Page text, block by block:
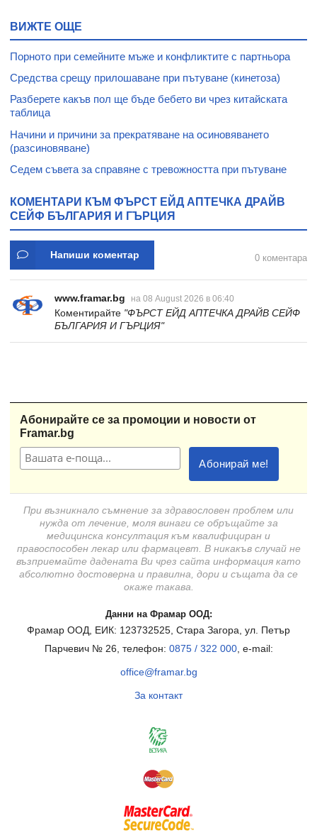
ВИЖТЕ ОЩЕ
Порното при семейните мъже и конфликтите с партньора
Средства срещу прилошаване при пътуване (кинетоза)
Разберете какъв пол ще бъде бебето ви чрез китайската
таблица
Начини и причини за прекратяване на осиновяването
(разсиновяване)
Седем съвета за справяне с тревожността при пътуване
КОМЕНТАРИ КЪМ ФЪРСТ ЕЙД АПТЕЧКА ДРАЙВ
СЕЙФ БЪЛГАРИЯ И ГЪРЦИЯ
Напиши коментар 0 коментара
www.framar.bg на 08 August 2026 в 06:40
Коментирайте "ФЪРСТ ЕЙД АПТЕЧКА ДРАЙВ СЕЙФ
БЪЛГАРИЯ И ГЪРЦИЯ"
Абонирайте се за промоции и новости от
Framar.bg
При възникнало съмнение за здравословен проблем или
нужда от лечение, моля винаги се обръщайте за
медицинска консултация към квалифициран и
правоспособен лекар или фармацевт. В никакъв случай не
възприемайте дадената Ви чрез сайта информация като
абсолютно достоверна и правилна, дори и същата да се
окаже такава.
Данни на Фрамар ООД:
Фрамар ООД, ЕИК: 123732525, Стара Загора, ул. Петър
Парчевич № 26, телефон: 0875 / 322 000, e-mail:
office@framar.bg
За контакт